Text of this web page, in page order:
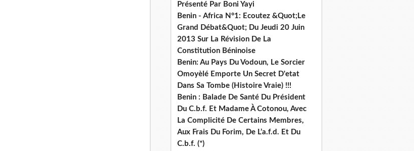
Présenté Par Boni Yayi
Benin - Africa N°1: Ecoutez &Quot;Le
Grand Débat&Quot; Du Jeudi 20 Juin
2013 Sur La Révision De La
Constitution Béninoise
Benin: Au Pays Du Vodoun, Le Sorcier
Omoyèlé Emporte Un Secret D'etat
Dans Sa Tombe (Histoire Vraie) !!!
Benin : Balade De Santé Du Président
Du C.b.f. Et Madame À Cotonou, Avec
La Complicité De Certains Membres,
Aux Frais Du Forim, De L’a.f.d. Et Du
C.b.f. (*)